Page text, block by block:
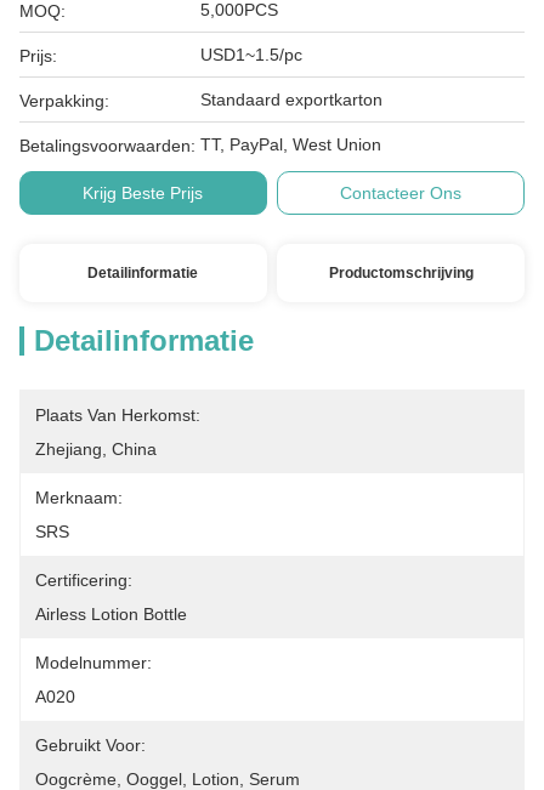
MOQ: 5,000PCS
Prijs: USD1~1.5/pc
Verpakking: Standaard exportkarton
Betalingsvoorwaarden: TT, PayPal, West Union
Krijg Beste Prijs Contacteer Ons
Detailinformatie Productomschrijving
Detailinformatie
Plaats Van Herkomst:
Zhejiang, China
Merknaam:
SRS
Certificering:
Airless Lotion Bottle
Modelnummer:
A020
Gebruikt Voor:
Oogcrème, Ooggel, Lotion, Serum